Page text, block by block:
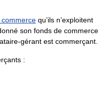
qu’ils n’exploitent
son fonds de commerce
gérant est commerçant.
: